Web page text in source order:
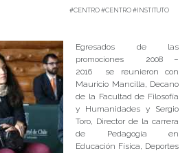
#CENTRO #CENTRO #INSTITUTO
Egresados de las
promociones 2008 –
2016 se reunieron con
Mauricio Mancilla, Decano
de la Facultad de Filosofía
y Humanidades y Sergio
Toro, Director de la carrera
de Pedagogía en
Educación Física, Deportes